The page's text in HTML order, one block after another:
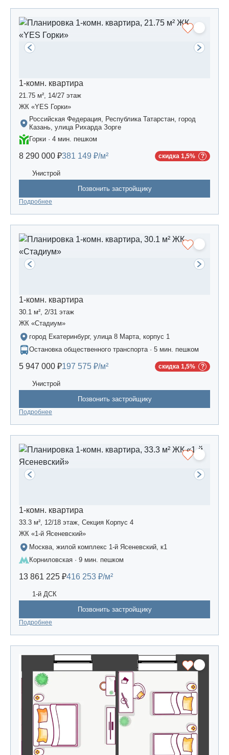
1-комн. квартира
21.75 м², 14/27 этаж
ЖК «YES Горки»
Российская Федерация, Республика Татарстан, город
Казань, улица Рихарда Зорге
Горки · 4 мин. пешком
8 290 000 ₽381 149 ₽/м² скидка 1,5%
Унистрой
Позвонить застройщику
Подробнее
1-комн. квартира
30.1 м², 2/31 этаж
ЖК «Стадиум»
город Екатеринбург, улица 8 Марта, корпус 1
Остановка общественного транспорта · 5 мин. пешком
5 947 000 ₽197 575 ₽/м² скидка 1,5%
Унистрой
Позвонить застройщику
Подробнее
1-комн. квартира
33.3 м², 12/18 этаж, Секция Корпус 4
ЖК «1-й Ясеневский»
Москва, жилой комплекс 1-й Ясеневский, к1
Корниловская · 9 мин. пешком
13 861 225 ₽416 253 ₽/м²
1-й ДСК
Позвонить застройщику
Подробнее